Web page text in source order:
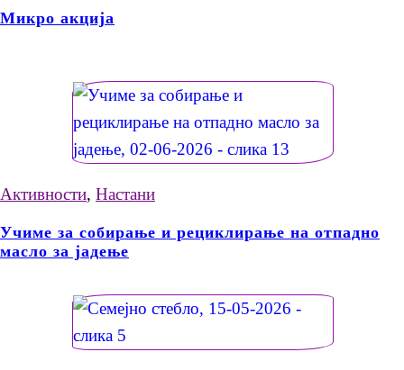
Микро акција
Активности, Настани
Учиме за собирање и рециклирање на отпадно
масло за јадење